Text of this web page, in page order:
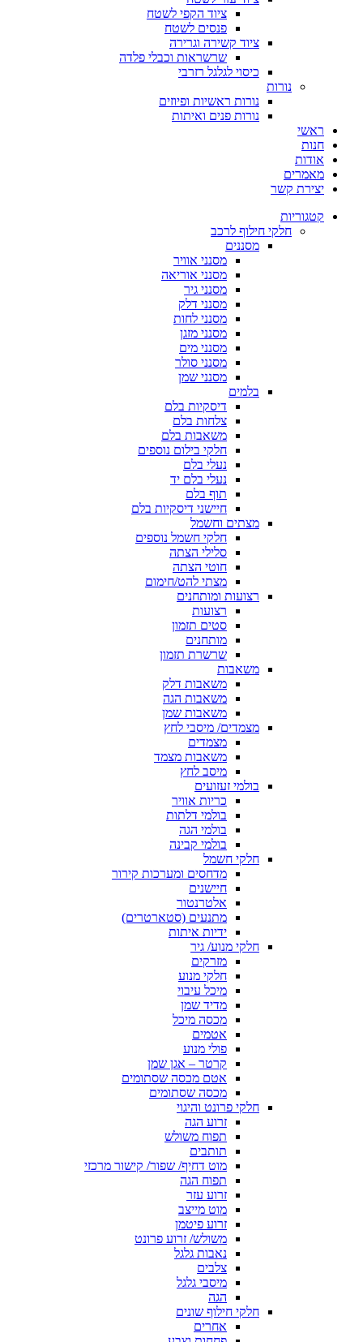
ציוד הקפי לשטח
פנסים לשטח
ציוד קשירה וגרירה
שרשראות וכבלי פלדה
כיסוי לגלגל רזרבי
נורות
נורות ראשיות ופיוזים
נורות פנים ואיתות
ראשי
חנות
אודות
מאמרים
יצירת קשר
קטגוריות
חלקי חילוף לרכב
מסננים
מסנני אוויר
מסנני אוריאה
מסנני גיר
מסנני דלק
מסנני לחות
מסנני מזגן
מסנני מים
מסנני סולר
מסנני שמן
בלמים
דיסקיות בלם
צלחות בלם
משאבות בלם
חלקי בילום נוספים
נעלי בלם
נעלי בלם יד
תוף בלם
חיישני דיסקיות בלם
מצתים וחשמל
חלקי חשמל נוספים
סלילי הצתה
חוטי הצתה
מצתי להט/חימום
רצועות ומותחנים
רצועות
סטים תזמון
מותחנים
שרשרת תזמון
משאבות
משאבות דלק
משאבות הגה
משאבות שמן
מצמדים/ מיסבי לחץ
מצמדים
משאבות מצמד
מיסב לחץ
בולמי זעזועים
כריות אוויר
בולמי דלתות
בולמי הגה
בולמי קבינה
חלקי חשמל
מדחסים ומערכות קירור
חיישנים
אלטרנטור
מתנעים (סטארטרים)
ידיות איתות
חלקי מנוע/ גיר
מזרקים
חלקי מנוע
מיכל עיבוי
מדיד שמן
מכסה מיכל
אטמים
פולי מנוע
קרטר – אגן שמן
אטם מכסה שסתומים
מכסה שסתומים
חלקי פרונט והיגוי
זרוע הגה
תפוח משולש
תותבים
מוט דחיף/ שפור/ קישור מרכזי
תפוח הגה
זרוע עזר
מוט מייצב
זרוע פיטמן
משולש/ זרוע פרונט
נאבות גלגל
צלבים
מיסבי גלגל
הגה
חלקי חילוף שונים
אחרים